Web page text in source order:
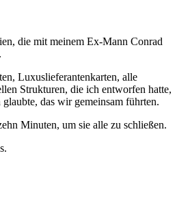
die mit meinem Ex-Mann Conrad
Luxuslieferantenkarten, alle
Strukturen, die ich entworfen hatte,
das wir gemeinsam führten.
Minuten, um sie alle zu schließen.